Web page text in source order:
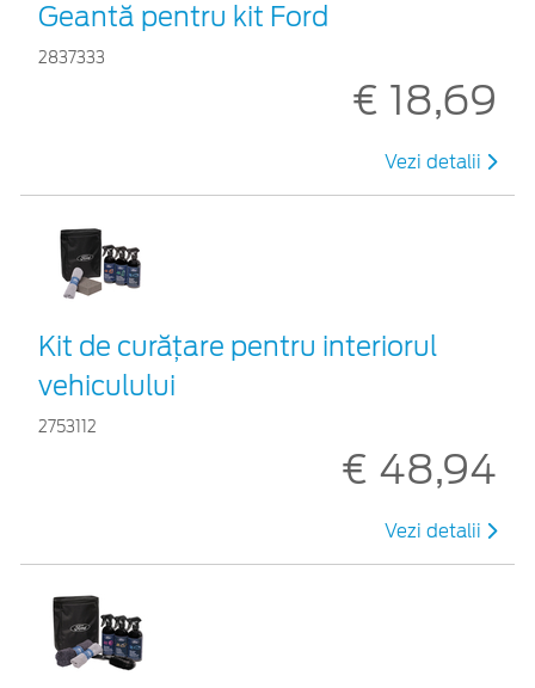
Geantă pentru kit Ford
2837333
€ 18,69
Vezi detalii
Kit de curățare pentru interiorul
vehiculului
2753112
€ 48,94
Vezi detalii